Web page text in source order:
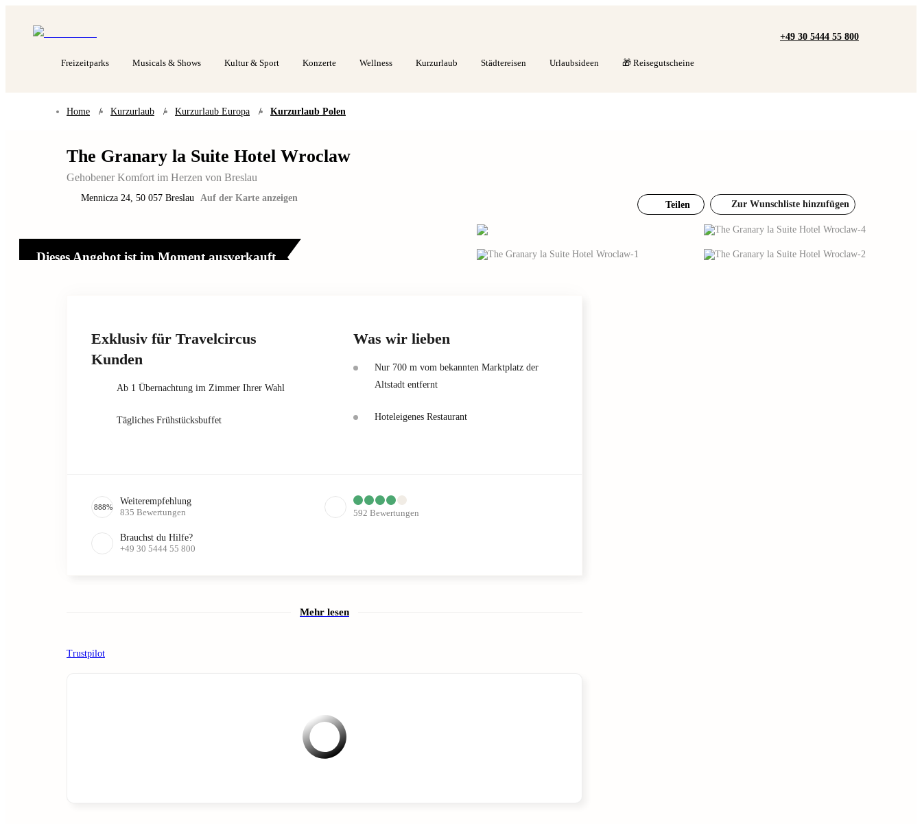
Freizeitparks Musicals & Shows Kultur & Sport Konzerte Wellness Kurzurlaub Städtereisen Urlaubsideen 🎁 Reisegutscheine
+49 30 5444 55 800
Home / Kurzurlaub / Kurzurlaub Europa / Kurzurlaub Polen
The Granary la Suite Hotel Wroclaw
Gehobener Komfort im Herzen von Breslau
Mennicza 24, 50 057 Breslau Auf der Karte anzeigen
Teilen Zur Wunschliste hinzufügen
Dieses Angebot ist im Moment ausverkauft
Exklusiv für Travelcircus
Kunden
Ab 1 Übernachtung im Zimmer Ihrer Wahl
Tägliches Frühstücksbuffet
Was wir lieben
Nur 700 m vom bekannten Marktplatz der
Altstadt entfernt
Hoteleigenes Restaurant
888%
Weiterempfehlung
835 Bewertungen 592 Bewertungen
Brauchst du Hilfe?
+49 30 5444 55 800
Mehr lesen
Trustpilot